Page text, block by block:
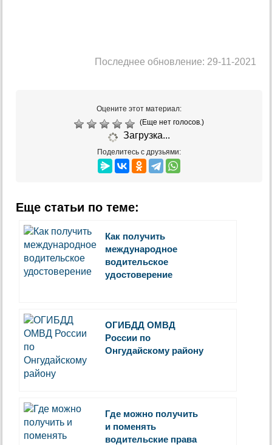
Последнее обновление: 29-11-2021
Оцените этот материал:
(Еще нет голосов.)
Загрузка...
Поделитесь с друзьями:
Еще статьи по теме:
Как получить
международное
водительское
удостоверение
ОГИБДД ОМВД
России по
Онгудайскому району
Где можно получить
и поменять
водительские права